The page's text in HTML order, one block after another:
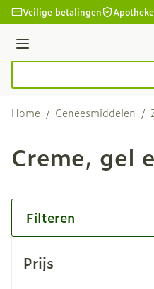
Ga naar de inhoud
Veilige betalingen
Menu
Home / Geneesmiddelen /
Creme, gel
Filteren
Prijs